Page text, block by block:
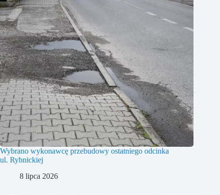
Wybrano wykonawcę przebudowy ostatniego odcinka
ul. Rybnickiej
8 lipca 2026